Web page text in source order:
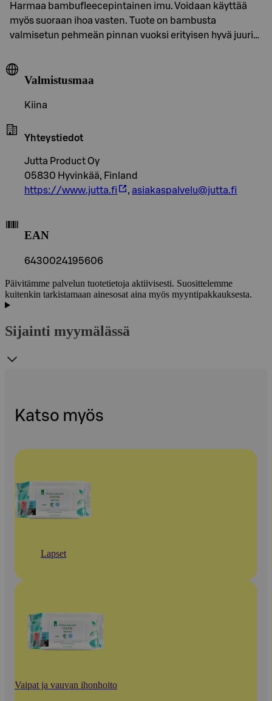
Harmaa bambufleecepintainen imu. Voidaan käyttää
myös suoraan ihoa vasten. Tuote on bambusta
valmisetun pehmeän pinnan vuoksi erityisen hyvä juuri…
Valmistusmaa
Kiina
Yhteystiedot
Jutta Product Oy
05830 Hyvinkää, Finland
https://www.jutta.fi
, asiakaspalvelu@jutta.fi
EAN
6430024195606
Päivitämme palvelun tuotetietoja aktiivisesti. Suosittelemme
kuitenkin tarkistamaan ainesosat aina myös myyntipakkauksesta.
Sijainti myymälässä
Katso myös
Lapset
Vaipat ja vauvan ihonhoito